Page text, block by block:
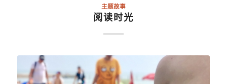
主题故事
阅读时光